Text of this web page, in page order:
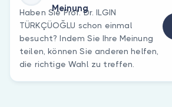
Meinung
Haben Sie Prof. Dr. ILGIN
TÜRKÇÜOĞLU schon einmal
besucht? Indem Sie Ihre Meinung
teilen, können Sie anderen helfen,
die richtige Wahl zu treffen.